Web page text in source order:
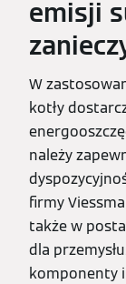
emisji
W
kotły
należy
firmy
także w
dla
komponenty